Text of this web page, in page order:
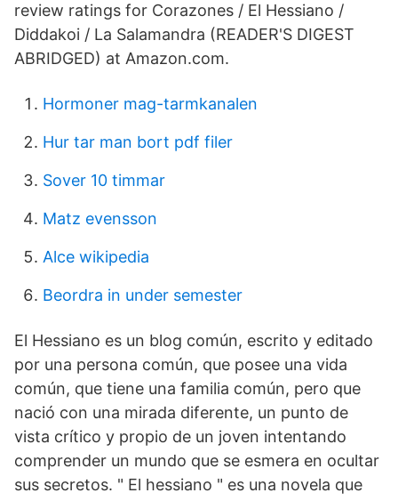
review ratings for Corazones / El Hessiano /
Diddakoi / La Salamandra (READER'S DIGEST
ABRIDGED) at Amazon.com.
Hormoner mag-tarmkanalen
Hur tar man bort pdf filer
Sover 10 timmar
Matz evensson
Alce wikipedia
Beordra in under semester
El Hessiano es un blog común, escrito y editado
por una persona común, que posee una vida
común, que tiene una familia común, pero que
nació con una mirada diferente, un punto de
vista crítico y propio de un joven intentando
comprender un mundo que se esmera en ocultar
sus secretos. " El hessiano " es una novela que